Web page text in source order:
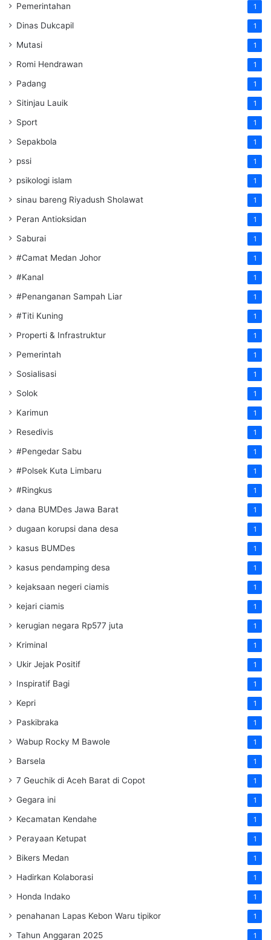
Pemerintahan 1
Dinas Dukcapil 1
Mutasi 1
Romi Hendrawan 1
Padang 1
Sitinjau Lauik 1
Sport 1
Sepakbola 1
pssi 1
psikologi islam 1
sinau bareng Riyadush Sholawat 1
Peran Antioksidan 1
Saburai 1
#Camat Medan Johor 1
#Kanal 1
#Penanganan Sampah Liar 1
#Titi Kuning 1
Properti & Infrastruktur 1
Pemerintah 1
Sosialisasi 1
Solok 1
Karimun 1
Resedivis 1
#Pengedar Sabu 1
#Polsek Kuta Limbaru 1
#Ringkus 1
dana BUMDes Jawa Barat 1
dugaan korupsi dana desa 1
kasus BUMDes 1
kasus pendamping desa 1
kejaksaan negeri ciamis 1
kejari ciamis 1
kerugian negara Rp577 juta 1
Kriminal 1
Ukir Jejak Positif 1
Inspiratif Bagi 1
Kepri 1
Paskibraka 1
Wabup Rocky M Bawole 1
Barsela 1
7 Geuchik di Aceh Barat di Copot 1
Gegara ini 1
Kecamatan Kendahe 1
Perayaan Ketupat 1
Bikers Medan 1
Hadirkan Kolaborasi 1
Honda Indako 1
penahanan Lapas Kebon Waru tipikor 1
Tahun Anggaran 2025 1